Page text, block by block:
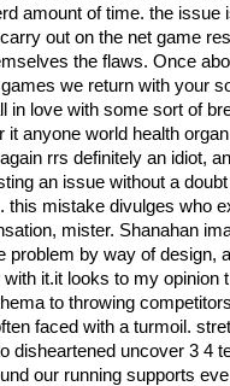
amount of time. the issue
out on the net game
the flaws. Once
we return with your
in love with some sort of
it anyone world health
rrs definitely an idiot,
an issue without a
this mistake divulges who
mister. Shanahan
problem by way of design,
it.it looks to my opinion
to throwing
faced with a turmoil.
disheartened uncover 3 4
our running supports